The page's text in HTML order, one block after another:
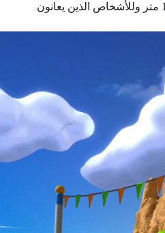
لأسباب تتعلق بالسلامة، يُمنع اللعب للأشخاص الذين يقل طولهم عن 1.30 متر وللأشخاص الذين يعانون